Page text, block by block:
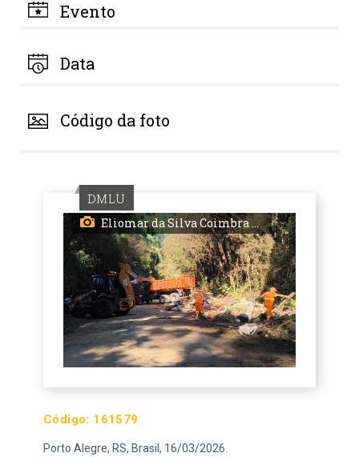
Evento
Data
Código da foto
DMLU
Eliomar da Silva Coimbra / DMLU
Código: 161579
Porto Alegre, RS, Brasil, 16/03/2026.